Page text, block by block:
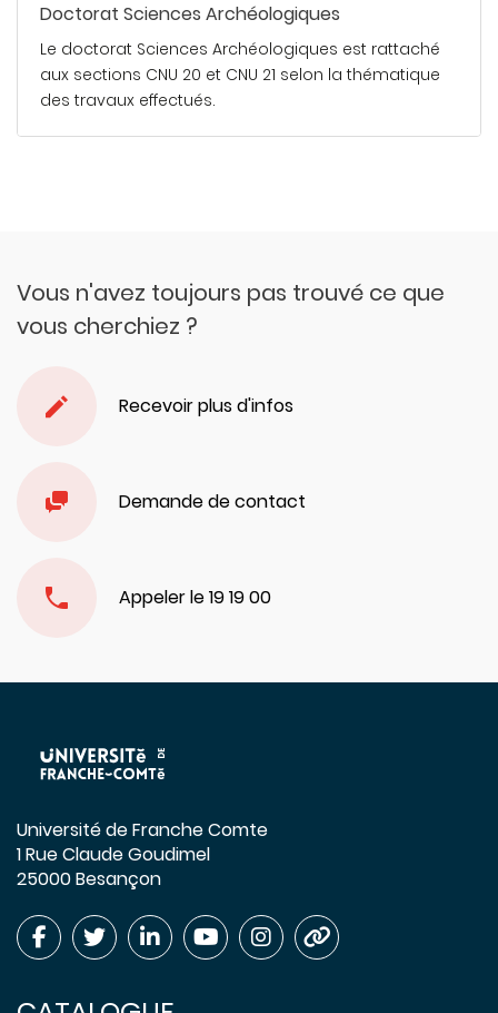
Doctorat Sciences Archéologiques
Le doctorat Sciences Archéologiques est rattaché
aux sections CNU 20 et CNU 21 selon la thématique
des travaux effectués.
Vous n'avez toujours pas trouvé ce que
vous cherchiez ?
Recevoir plus d'infos
Demande de contact
Appeler le 19 19 00
Université de Franche Comte
1 Rue Claude Goudimel
25000 Besançon